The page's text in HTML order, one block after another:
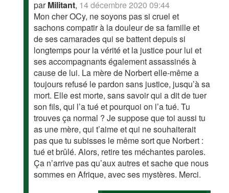
parMilitant, 14 décembre 2020 09:44
Mon cher OCy, ne soyons pas si cruel et
sachons compatir à la douleur de sa famille et
de ses camarades qui se battent depuis si
longtemps pour la vérité et la justice pour lui et
ses accompagnants également assassinés à
cause de lui. La mère de Norbert elle-même a
toujours refusé le pardon sans justice, jusqu’à sa
mort. Elle est morte, sans savoir qui a dit de tuer
son fils, qui l’a tué et pourquoi on l’a tué. Tu
trouves ça normal ? Je suppose que toi aussi tu
as une mère, qui t’aime et qui ne souhaiterait
pas que tu subisses le même sort que Norbert :
tué et brûlé. Alors, retire tes méchantes paroles.
Ça n’arrive pas qu’aux autres et sache que nous
sommes en Afrique, avec ses mystères. Merci.